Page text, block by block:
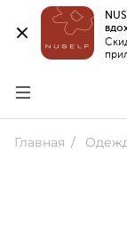
Главная